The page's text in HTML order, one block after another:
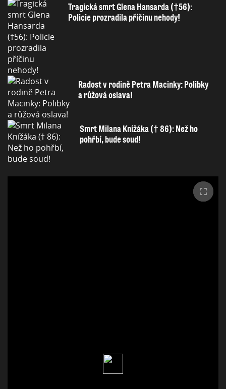
Tragická smrt Glena Hansarda (†56):
Policie prozradila příčinu nehody!
Radost v rodině Petra Macinky: Polibky
a růžová oslava!
Smrt Milana Knížáka († 86): Než ho
pohřbí, bude soud!